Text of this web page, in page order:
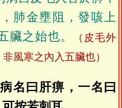
，肺金壅阻，發咳上
臟之始也。
（皮毛外
風寒之內入五臟也）
名曰肝痹，一名曰